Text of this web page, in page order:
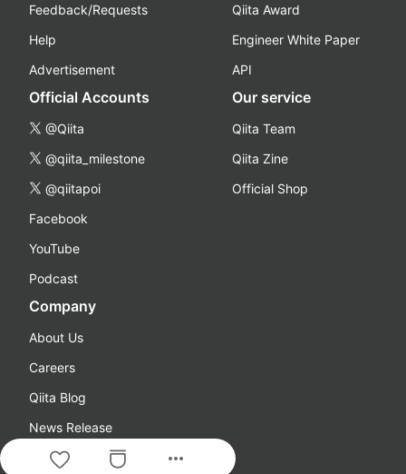
more_horiz
Feedback/Requests
Help
Advertisement
Qiita Award
Engineer White Paper
API
Official Accounts
@Qiita
@qiita_milestone
@qiitapoi
Facebook
YouTube
Podcast
Our service
Qiita Team
Qiita Zine
Official Shop
Company
About Us
Careers
Qiita Blog
News Release